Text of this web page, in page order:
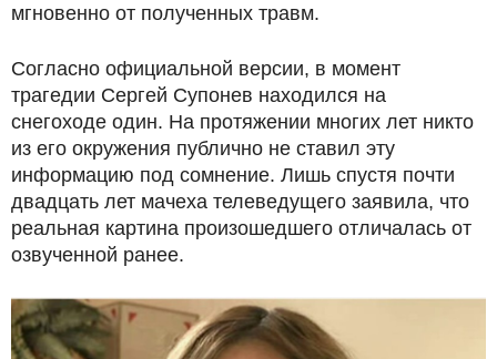
мгновенно от полученных травм.
Согласно официальной версии, в момент
трагедии Сергей Супонев находился на
снегоходе один. На протяжении многих лет никто
из его окружения публично не ставил эту
информацию под сомнение. Лишь спустя почти
двадцать лет мачеха телеведущего заявила, что
реальная картина произошедшего отличалась от
озвученной ранее.